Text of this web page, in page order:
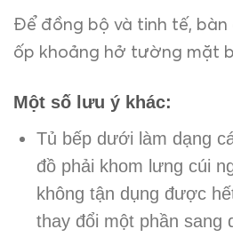
Để đồng bộ và tinh tế,
ốp khoảng hở tường mặt
Một số lưu ý khác:
Tủ bếp dưới làm dạng
đồ phải khom lưng cúi
không tận dụng được
thay đổi một phần sang